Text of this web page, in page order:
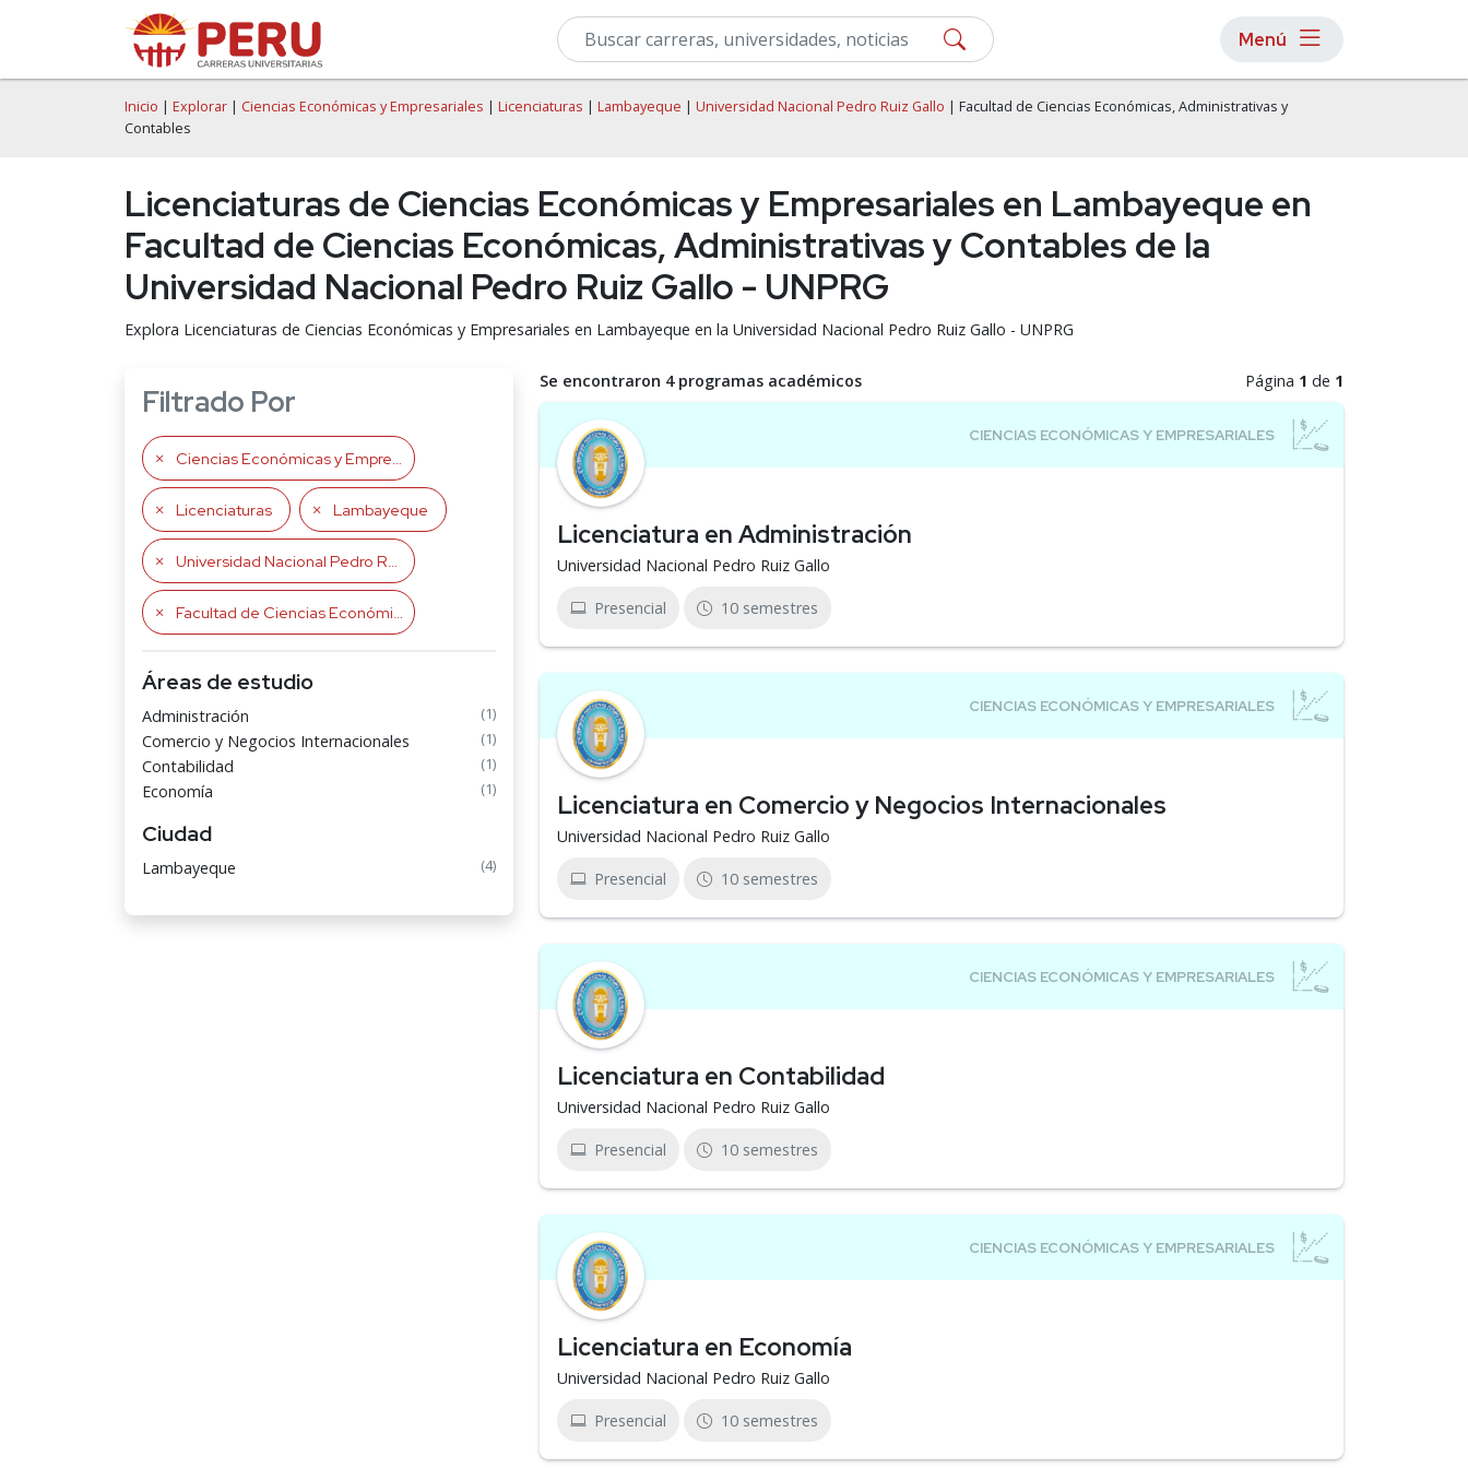
Menú
Inicio | Explorar | Ciencias Económicas y Empresariales | Licenciaturas | Lambayeque | Universidad Nacional Pedro Ruiz Gallo | Facultad de Ciencias Económicas, Administrativas y
Contables
Licenciaturas de Ciencias Económicas y Empresariales en Lambayeque en
Facultad de Ciencias Económicas, Administrativas y Contables de la
Universidad Nacional Pedro Ruiz Gallo - UNPRG
Explora Licenciaturas de Ciencias Económicas y Empresariales en Lambayeque en la Universidad Nacional Pedro Ruiz Gallo - UNPRG
Filtrado Por
Ciencias Económicas y Empresariales
Licenciaturas Lambayeque
Universidad Nacional Pedro Ruiz Gallo
Facultad de Ciencias Económicas, Administrativas y Contables
Áreas de estudio
Administración (1)
Comercio y Negocios Internacionales (1)
Contabilidad (1)
Economía (1)
Ciudad
Lambayeque (4)
Se encontraron 4 programas académicos Página 1 de 1
Licenciatura en Administración
Universidad Nacional Pedro Ruiz Gallo
Presencial 10 semestres
Licenciatura en Comercio y Negocios Internacionales
Universidad Nacional Pedro Ruiz Gallo
Presencial 10 semestres
Licenciatura en Contabilidad
Universidad Nacional Pedro Ruiz Gallo
Presencial 10 semestres
Licenciatura en Economía
Universidad Nacional Pedro Ruiz Gallo
Presencial 10 semestres